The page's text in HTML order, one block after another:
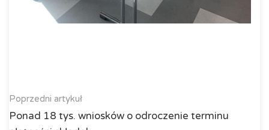
Poprzedni artykuł
Ponad 18 tys. wniosków o odroczenie terminu